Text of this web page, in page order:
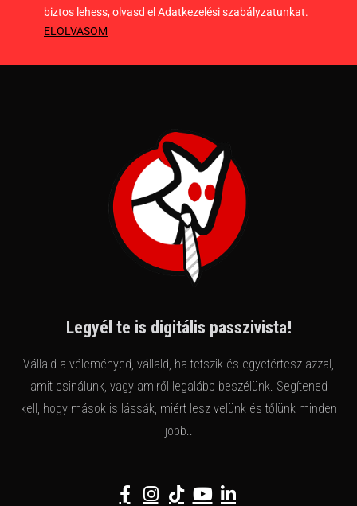
biztos lehess, olvasd el Adatkezelési szabályzatunkat.
ELOLVASOM
Legyél te is digitális passzivista!
Vállald a véleményed, vállald, ha tetszik és egyetértesz azzal,
amit csinálunk, vagy amiről legalább beszélünk. Segítened
kell, hogy mások is lássák, miért lesz velünk és tőlünk minden
jobb..